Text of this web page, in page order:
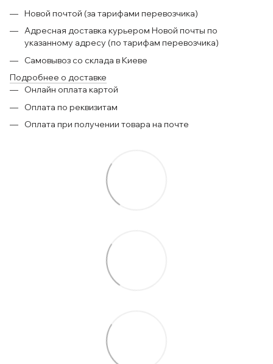
Новой почтой (за тарифами перевозчика)
Адресная доставка курьером Новой почты по
указанному адресу (по тарифам перевозчика)
Самовывоз со склада в Киеве
Подробнее о доставке
Онлайн оплата картой
Оплата по реквизитам
Оплата при получении товара на почте